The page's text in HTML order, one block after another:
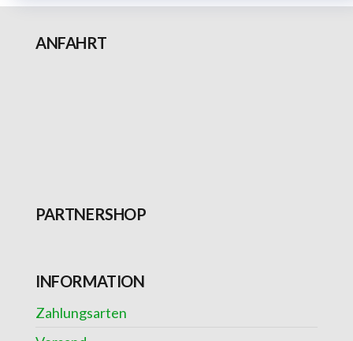
ANFAHRT
PARTNERSHOP
INFORMATION
Zahlungsarten